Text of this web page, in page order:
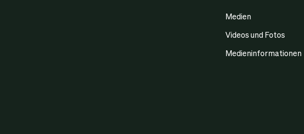
Medien
Videos und Fotos
Medieninformationen